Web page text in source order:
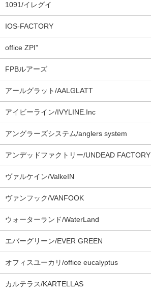
1091/イレグイ
IOS-FACTORY
office ZPI”
FPBルアーズ
アールグラット/AALGLATT
アイビーライン/IVYLINE.Inc
アングラーズシステム/anglers system
アンデッドファクトリー/UNDEAD FACTORY
ヴァルケイン/ValkeIN
ヴァンフック/VANFOOK
ウォーターランド/WaterLand
エバーグリーン/EVER GREEN
オフィスユーカリ/office eucalyptus
カルテラス/KARTELLAS